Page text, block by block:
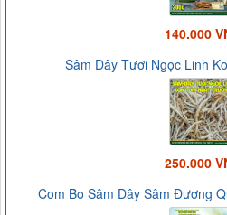
140.000
Sâm Dây Tươi Ngọc Linh
250.000
Com Bo Sâm Dây Sâm Đương